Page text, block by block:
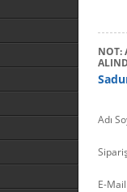
NOT:
Adı
E-Mail